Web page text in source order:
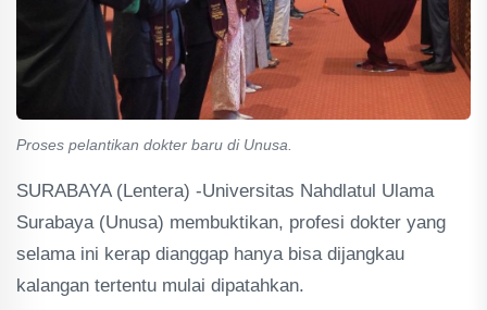
Proses pelantikan dokter baru di Unusa.
SURABAYA (Lentera) -Universitas Nahdlatul Ulama
Surabaya (Unusa) membuktikan, profesi dokter yang
selama ini kerap dianggap hanya bisa dijangkau
kalangan tertentu mulai dipatahkan.